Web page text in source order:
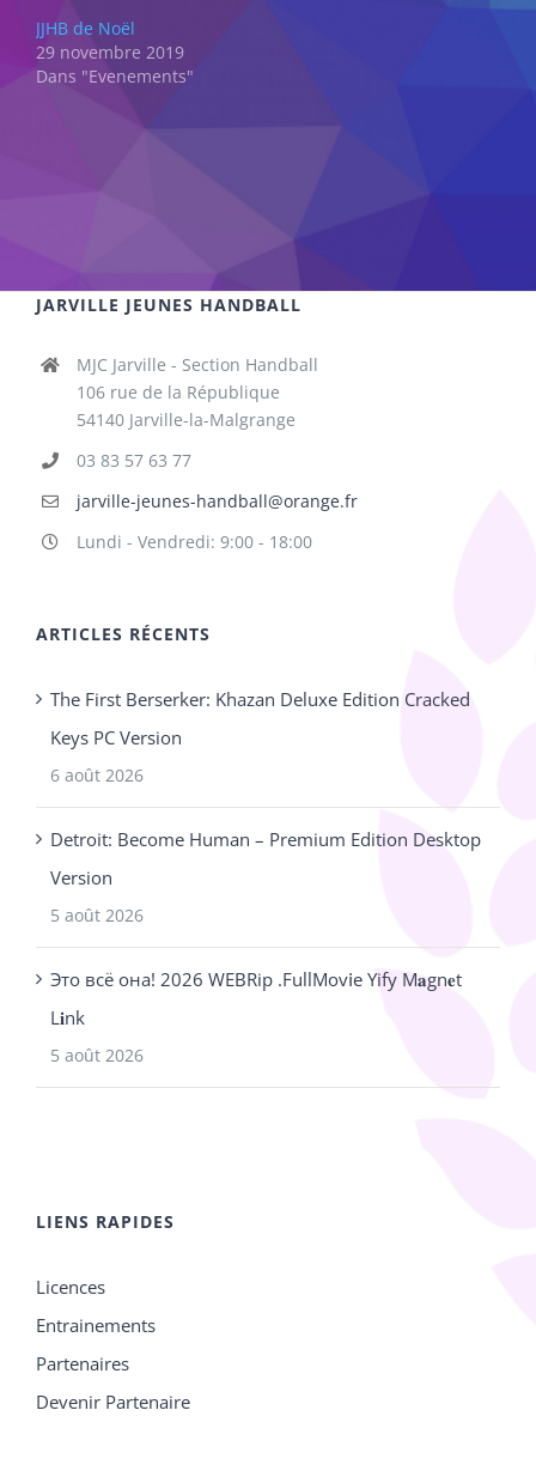
JJHB de Noël
29 novembre 2019
Dans "Evenements"
JARVILLE JEUNES HANDBALL
MJC Jarville - Section Handball
106 rue de la République
54140 Jarville-la-Malgrange
03 83 57 63 77
jarville-jeunes-handball@orange.fr
Lundi - Vendredi: 9:00 - 18:00
ARTICLES RÉCENTS
The First Berserker: Khazan Deluxe Edition Cracked
Keys PC Version
6 août 2026
Detroit: Become Human – Premium Edition Desktop
Version
5 août 2026
Это всё она! 2026 WEBRip .FullMov𝗂e Yify M𝐚gn𝐞t
L𝐢nk
5 août 2026
LIENS RAPIDES
Licences
Entrainements
Partenaires
Devenir Partenaire